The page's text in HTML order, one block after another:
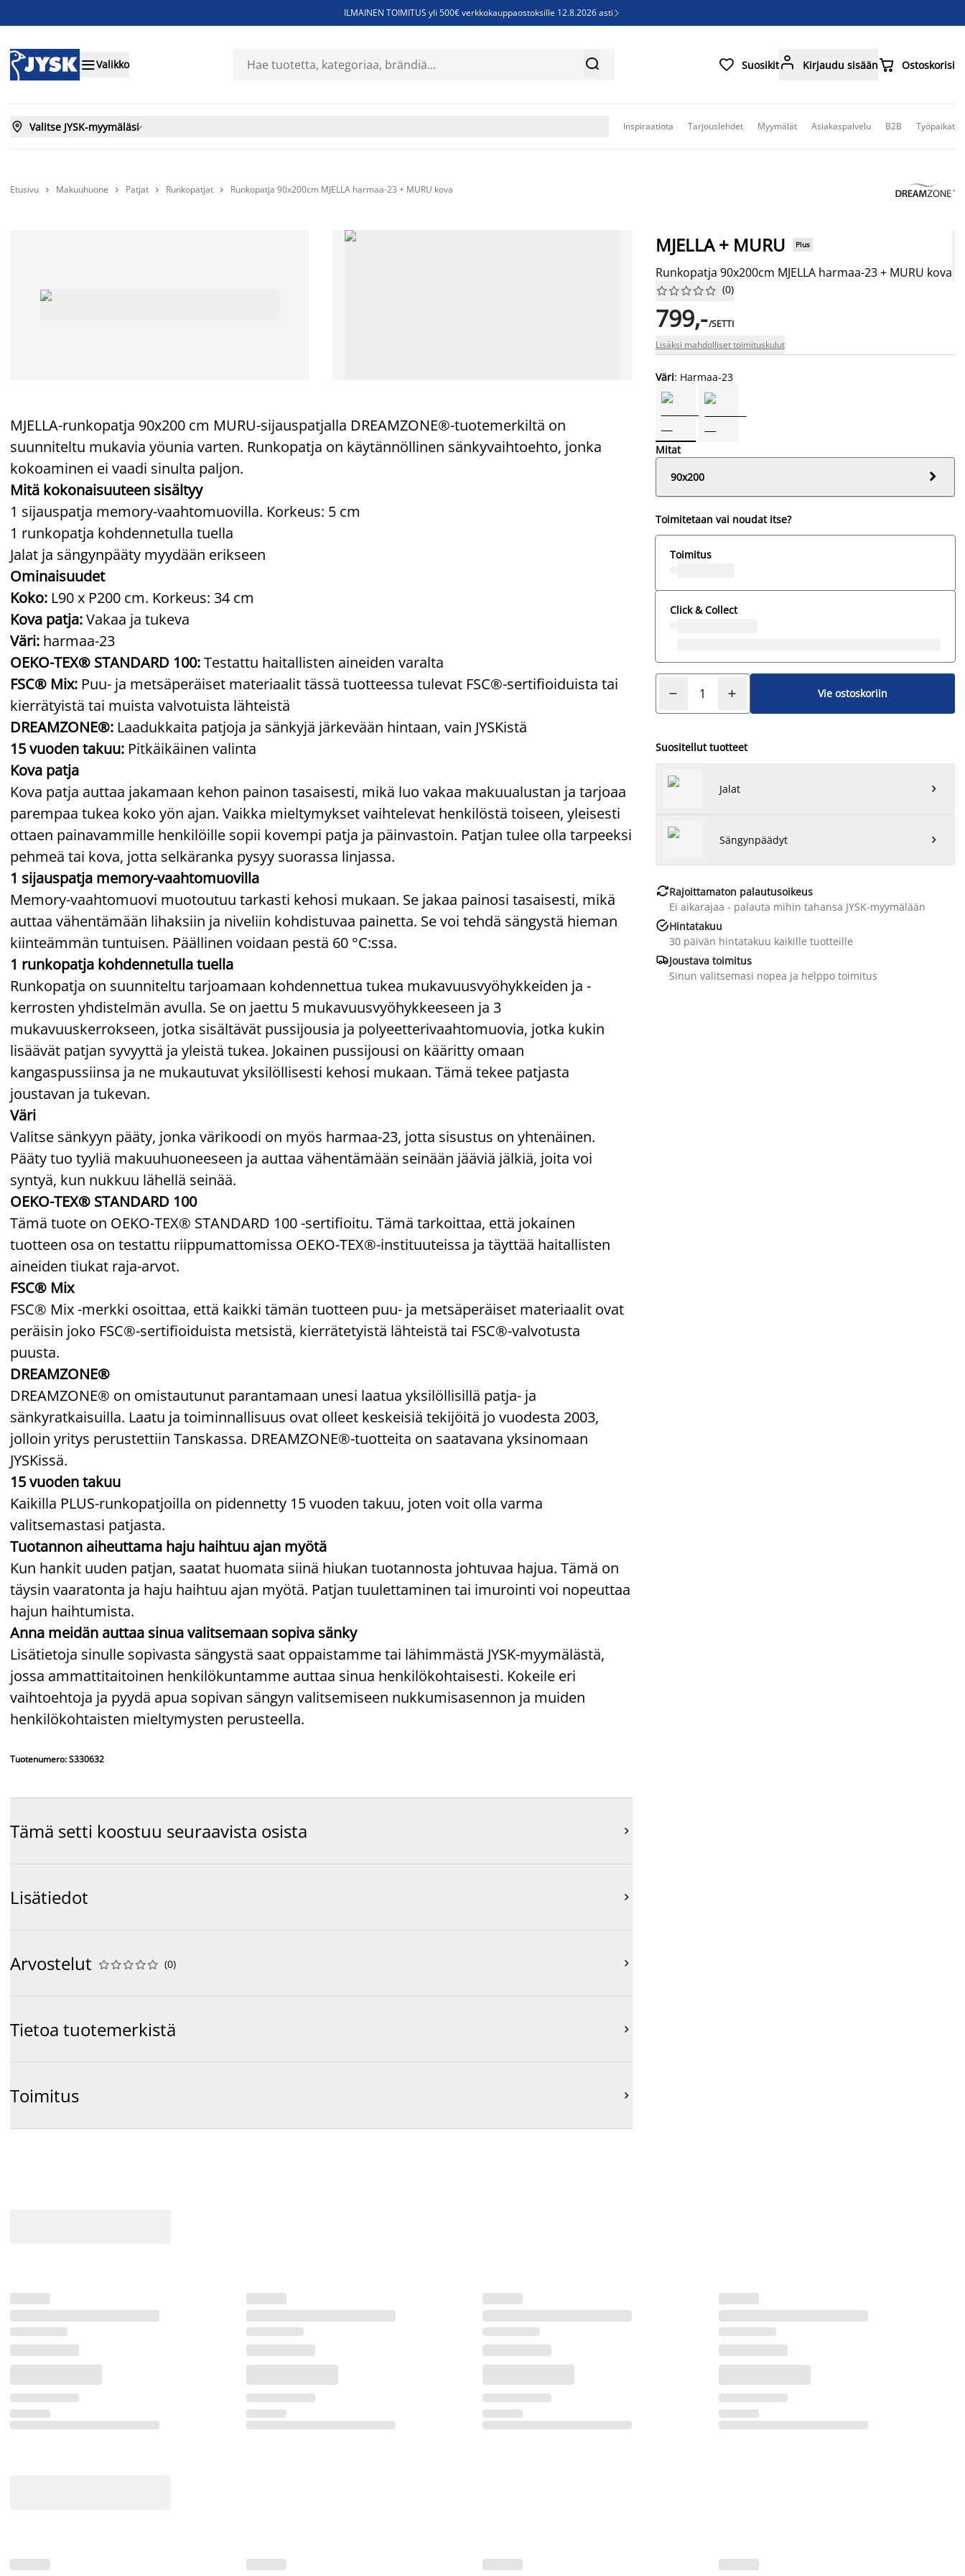
ILMAINEN TOIMITUS yli 500€ verkkokauppaostoksille 12.8.2026 asti 
Sijauspatjoja - Säästä jopa 60%
Valikko   Suosikit Kirjaudu sisään Ostoskorisi
 Valitse JYSK-myymäläsi Inspiraatiota Tarjouslehdet Myymälät Asiakaspalvelu B2B Työpaikat
Etusivu  Makuuhuone  Patjat  Runkopatjat  Runkopatja 90x200cm MJELLA harmaa-23 + MURU kova
MJELLA-runkopatja 90x200 cm MURU-sijauspatjalla DREAMZONE®-tuotemerkiltä on
suunniteltu mukavia yöunia varten. Runkopatja on käytännöllinen sänkyvaihtoehto, jonka
kokoaminen ei vaadi sinulta paljon.
Mitä kokonaisuuteen sisältyy
1 sijauspatja memory-vaahtomuovilla. Korkeus: 5 cm
1 runkopatja kohdennetulla tuella
Jalat ja sängynpääty myydään erikseen
Ominaisuudet
Koko: L90 x P200 cm. Korkeus: 34 cm
Kova patja:Vakaa ja tukeva
Väri: harmaa-23
OEKO-TEX® STANDARD 100:Testattu haitallisten aineiden varalta
FSC® Mix: Puu- ja metsäperäiset materiaalit tässä tuotteessa tulevat FSC®-sertifioiduista tai
kierrätyistä tai muista valvotuista lähteistä
DREAMZONE®: Laadukkaita patjoja ja sänkyjä järkevään hintaan, vain JYSKistä
15 vuoden takuu: Pitkäikäinen valinta
Kova patja
Kova patja auttaa jakamaan kehon painon tasaisesti, mikä luo vakaa makuualustan ja tarjoaa
parempaa tukea koko yön ajan. Vaikka mieltymykset vaihtelevat henkilöstä toiseen, yleisesti
ottaen painavammille henkilöille sopii kovempi patja ja päinvastoin. Patjan tulee olla tarpeeksi
pehmeä tai kova, jotta selkäranka pysyy suorassa linjassa.
1 sijauspatja memory-vaahtomuovilla
Memory-vaahtomuovi muotoutuu tarkasti kehosi mukaan. Se jakaa painosi tasaisesti, mikä
auttaa vähentämään lihaksiin ja niveliin kohdistuvaa painetta. Se voi tehdä sängystä hieman
kiinteämmän tuntuisen. Päällinen voidaan pestä 60 °C:ssa.
1 runkopatja kohdennetulla tuella
Runkopatja on suunniteltu tarjoamaan kohdennettua tukea mukavuusvyöhykkeiden ja -
kerrosten yhdistelmän avulla. Se on jaettu 5 mukavuusvyöhykkeeseen ja 3
mukavuuskerrokseen, jotka sisältävät pussijousia ja polyeetterivaahtomuovia, jotka kukin
lisäävät patjan syvyyttä ja yleistä tukea. Jokainen pussijousi on kääritty omaan
kangaspussiinsa ja ne mukautuvat yksilöllisesti kehosi mukaan. Tämä tekee patjasta
joustavan ja tukevan.
Väri
Valitse sänkyyn pääty, jonka värikoodi on myös harmaa-23, jotta sisustus on yhtenäinen.
Pääty tuo tyyliä makuuhuoneeseen ja auttaa vähentämään seinään jääviä jälkiä, joita voi
syntyä, kun nukkuu lähellä seinää.
OEKO-TEX® STANDARD 100
Tämä tuote on OEKO-TEX® STANDARD 100 -sertifioitu. Tämä tarkoittaa, että jokainen
tuotteen osa on testattu riippumattomissa OEKO-TEX®-instituuteissa ja täyttää haitallisten
aineiden tiukat raja-arvot.
FSC® Mix
FSC® Mix -merkki osoittaa, että kaikki tämän tuotteen puu- ja metsäperäiset materiaalit ovat
peräisin joko FSC®-sertifioiduista metsistä, kierrätetyistä lähteistä tai FSC®-valvotusta
puusta.
DREAMZONE®
DREAMZONE® on omistautunut parantamaan unesi laatua yksilöllisillä patja- ja
sänkyratkaisuilla. Laatu ja toiminnallisuus ovat olleet keskeisiä tekijöitä jo vuodesta 2003,
jolloin yritys perustettiin Tanskassa. DREAMZONE®-tuotteita on saatavana yksinomaan
JYSKissä.
15 vuoden takuu
Kaikilla PLUS-runkopatjoilla on pidennetty 15 vuoden takuu, joten voit olla varma
valitsemastasi patjasta.
Tuotannon aiheuttama haju haihtuu ajan myötä
Kun hankit uuden patjan, saatat huomata siinä hiukan tuotannosta johtuvaa hajua. Tämä on
täysin vaaratonta ja haju haihtuu ajan myötä. Patjan tuulettaminen tai imurointi voi nopeuttaa
hajun haihtumista.
Anna meidän auttaa sinua valitsemaan sopiva sänky
Lisätietoja sinulle sopivasta sängystä saat oppaistamme tai lähimmästä JYSK-myymälästä,
jossa ammattitaitoinen henkilökuntamme auttaa sinua henkilökohtaisesti. Kokeile eri
vaihtoehtoja ja pyydä apua sopivan sängyn valitsemiseen nukkumisasennon ja muiden
henkilökohtaisten mieltymysten perusteella.
Tuotenumero: S330632
Tämä setti koostuu seuraavista osista 
Lisätiedot 
Arvostelut 




 (0) 
Tietoa tuotemerkistä 
Toimitus 
MJELLA + MURU Plus
Runkopatja 90x200cm MJELLA harmaa-23 + MURU kova





 (0)
799,-/SETTI
Lisäksi mahdolliset toimituskulut
Väri: Harmaa-23
Mitat
90x200

Toimitetaan vai noudat itse?
Toimitus
Click & Collect
Vie ostoskoriin
Suositellut tuotteet
Jalat 
Sängynpäädyt 
Rajoittamaton palautusoikeus
Ei aikarajaa - palauta mihin tahansa JYSK-myymälään
Hintatakuu
30 päivän hintatakuu kaikille tuotteille
Joustava toimitus
Sinun valitsemasi nopea ja helppo toimitus